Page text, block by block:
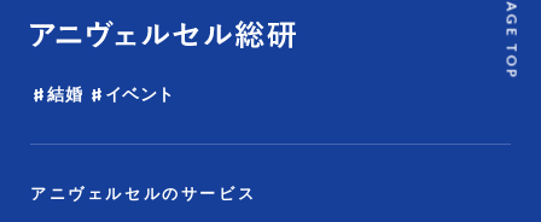
PAGE TOP
結婚 イベント
アニヴェルセルのサービス